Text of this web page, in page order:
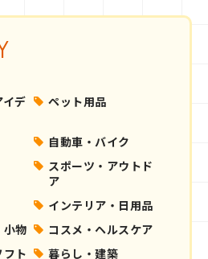
デ
ペット用品
自動車・バイク
スポーツ・アウトド
ア
インテリア・日用品
小物
コスメ・ヘルスケア
ト
暮らし・建築